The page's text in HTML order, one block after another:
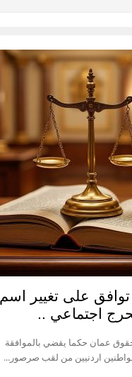
توافق على تغيير اسم
اجتماعي ..
عمان حكما يقضي بالموافقة
اردنيين من لقب صرصور...